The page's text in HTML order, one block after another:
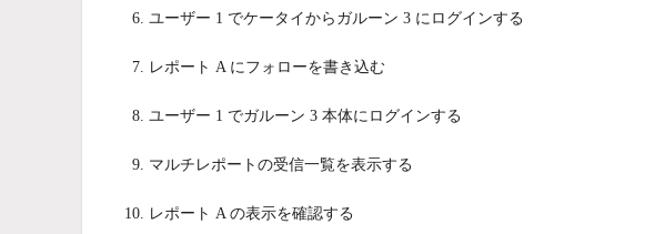
ユーザー 1 でケータイからガルーン 3 にログインする
レポート A にフォローを書き込む
ユーザー 1 でガルーン 3 本体にログインする
マルチレポートの受信一覧を表示する
レポート A の表示を確認する